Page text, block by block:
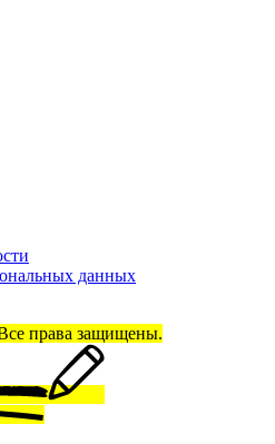
данных
права защищены.